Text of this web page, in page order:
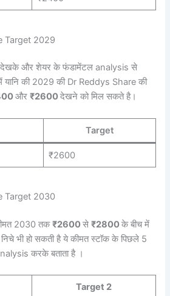
Target 2029
देखके और शेयर के फंडामेंटल analysis से
यानि की 2029 की Dr Reddys Share की
और₹2600देखने को मिल सकते है।
Target
₹2600
Target 2030
2030 तक₹2600से₹2800के बीच में
भी हो सकती है ये कीमत स्टॉक के पिछले 5
करके बताता है ।
Target 2